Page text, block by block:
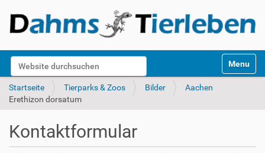
Website durchsuchen
k
Toggle
Startseite Tierparks & Zoos Bilder
Aachen
Erethizon dorsatum
Kontaktformular